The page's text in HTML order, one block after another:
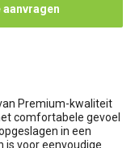
Premium-kwaliteit
comfortabele gevoel
in een
is voor eenvoudige